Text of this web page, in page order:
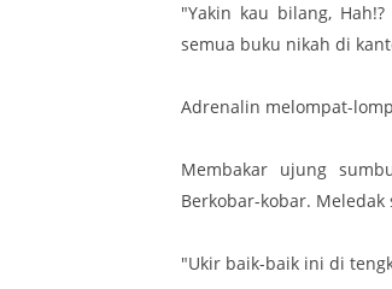
"Yakin kau bilang,
semua buku nikah di
Adrenalin melompat-
Membakar ujung
Berkobar-kobar. Meledak
"Ukir baik-baik ini di